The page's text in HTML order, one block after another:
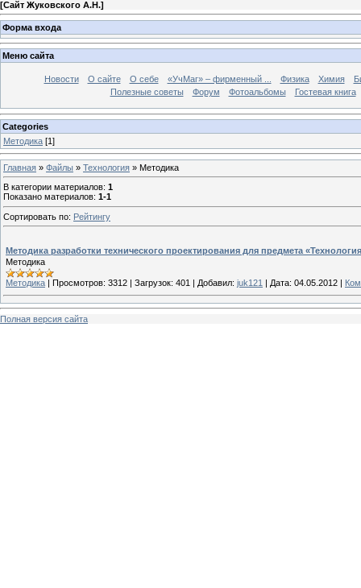
[Сайт Жуковского А.Н.]
Форма входа
Меню сайта
Новости О сайте О себе «УчМаг» – фирменный ... Физика Химия
Полезные советы
Форум Фотоальбомы Гостевая книга
Categories
Методика [1]
Главная » Файлы » Технология » Методика
В категории материалов: 1
Показано материалов: 1-1
Сортировать по: Рейтингу
Методика разработки технического проектирования для предмета
Методика
Методика Просмотров: 3312 Загрузок: 401 Добавил: juk121 Дата: 04.05.2012
Полная версия сайта